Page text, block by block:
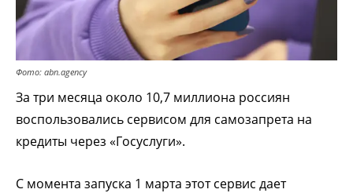
Фото: abn.agency
За три месяца около 10,7 миллиона россиян
воспользовались сервисом для самозапрета на
кредиты через «Госуслуги».
С момента запуска 1 марта этот сервис дает